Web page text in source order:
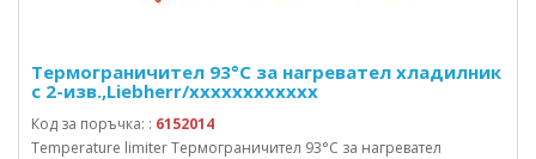
Термограничител 93°C за нагревател хладилник
с 2-изв.,Liebherr/xxxxxxxxxxxx
Код за поръчка: : 6152014
Temperature limiter Термограничител 93°C за нагревател